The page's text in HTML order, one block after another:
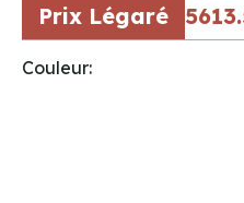
Prix Légaré
Couleur: